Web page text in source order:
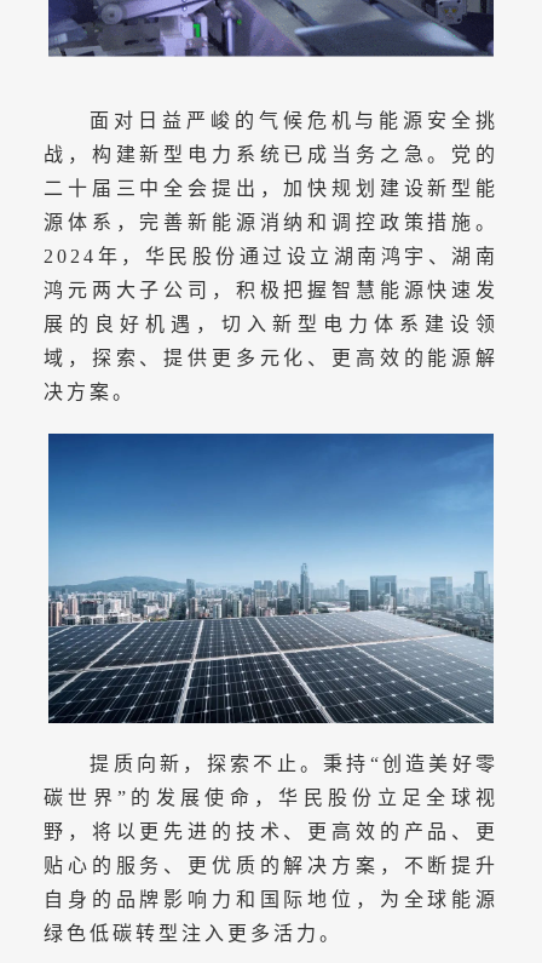
面对日益严峻的气候危机与能源安全挑
战，构建新型电力系统已成当务之急。党的
二十届三中全会提出，加快规划建设新型能
源体系，完善新能源消纳和调控政策措施。
2024年，华民股份通过设立湖南鸿宇、湖南
鸿元两大子公司，积极把握智慧能源快速发
展的良好机遇，切入新型电力体系建设领
域，探索、提供更多元化、更高效的能源解
决方案。
提质向新，探索不止。秉持“创造美好零
碳世界”的发展使命，华民股份立足全球视
野，将以更先进的技术、更高效的产品、更
贴心的服务、更优质的解决方案，不断提升
自身的品牌影响力和国际地位，为全球能源
绿色低碳转型注入更多活力。